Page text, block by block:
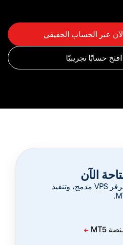
‏21 إطارًا زمنيًا، وسيرفر VPS مدمج، وتنفيذ